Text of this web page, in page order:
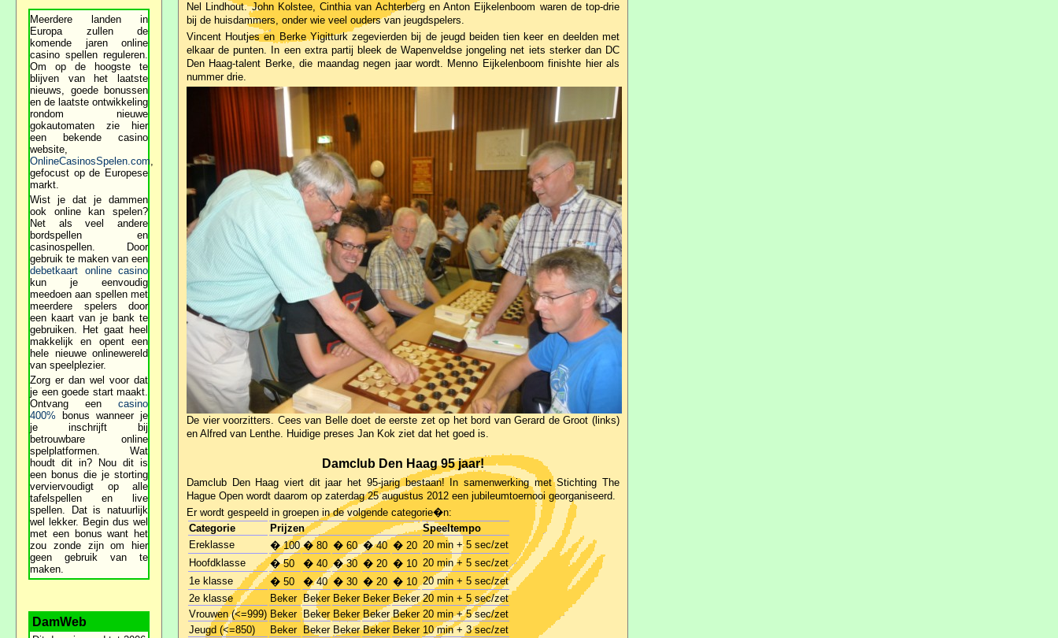
Meerdere landen in
Europa zullen de
komende jaren online
casino spellen reguleren.
Om op de hoogste te
blijven van het laatste
nieuws, goede bonussen
en de laatste ontwikkeling
rondom nieuwe
gokautomaten zie hier
een bekende casino
website,
OnlineCasinosSpelen.com,
gefocust op de Europese
markt.
Wist je dat je dammen
ook online kan spelen?
Net als veel andere
bordspellen en
casinospellen. Door
gebruik te maken van een
debetkaart online casino
kun je eenvoudig
meedoen aan spellen met
meerdere spelers door
een kaart van je bank te
gebruiken. Het gaat heel
makkelijk en opent een
hele nieuwe onlinewereld
van speelplezier.
Zorg er dan wel voor dat
je een goede start maakt.
Ontvang een casino
400% bonus wanneer je
je inschrijft bij
betrouwbare online
spelplatformen. Wat
houdt dit in? Nou dit is
een bonus die je storting
verviervoudigt op alle
tafelspellen en live
spellen. Dat is natuurlijk
wel lekker. Begin dus wel
met een bonus want het
zou zonde zijn om hier
geen gebruik van te
maken.
DamWeb
Nel Lindhout. John Kolstee, Cinthia van Achterberg en Anton Eijkelenboom waren de top-drie
bij de huisdammers, onder wie veel ouders van jeugdspelers.
Vincent Houtjes en Berke Yigitturk zegevierden bij de jeugd beiden tien keer en deelden met
elkaar de punten. In een extra partij bleek de Wapenveldse jongeling net iets sterker dan DC
Den Haag-talent Berke, die maandag negen jaar wordt. Menno Eijkelenboom finishte hier als
nummer drie.
De vier voorzitters. Cees van Belle doet de eerste zet op het bord van Gerard de Groot (links)
en Alfred van Lenthe. Huidige preses Jan Kok ziet dat het goed is.
Damclub Den Haag 95 jaar!
Damclub Den Haag viert dit jaar het 95-jarig bestaan! In samenwerking met Stichting The
Hague Open wordt daarom op zaterdag 25 augustus 2012 een jubileumtoernooi georganiseerd.
Er wordt gespeeld in groepen in de volgende categorie�n:
Categorie
Prijzen
Speeltempo
Ereklasse
� 100 � 80 � 60 � 40 � 20 20 min + 5 sec/zet
Hoofdklasse
� 50 � 40 � 30 � 20 � 10 20 min + 5 sec/zet
1e klasse
� 50 � 40 � 30 � 20 � 10 20 min + 5 sec/zet
2e klasse
Beker Beker Beker Beker Beker 20 min + 5 sec/zet
Vrouwen (<=999) Beker Beker Beker Beker Beker 20 min + 5 sec/zet
Jeugd (<=850)
Beker Beker Beker Beker Beker 10 min + 3 sec/zet